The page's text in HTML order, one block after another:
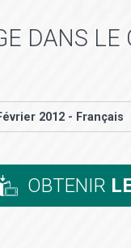
DANS LE
2012 - Français
OBTENIR